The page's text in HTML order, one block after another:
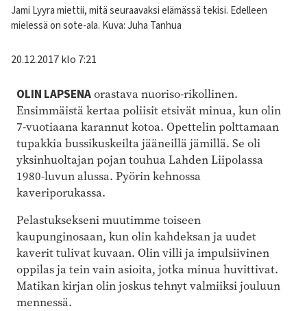
Kuvateksti
Jami Lyyra miettii, mitä seuraavaksi elämässä tekisi. Edelleen
mielessä on sote-ala. Kuva: Juha Tanhua
20.12.2017 klo 7:21
OLIN LAPSENAorastava nuoriso-rikollinen.
Ensimmäistä kertaa poliisit etsivät minua, kun olin
7-vuotiaana karannut kotoa. Opettelin polttamaan
tupakkia bussikuskeilta jääneillä jämillä. Se oli
yksinhuoltajan pojan touhua Lahden Liipolassa
1980-luvun alussa. Pyörin kehnossa
kaveriporukassa.
Pelastuksekseni muutimme toiseen
kaupunginosaan, kun olin kahdeksan ja uudet
kaverit tulivat kuvaan. Olin villi ja impulsiivinen
oppilas ja tein vain asioita, jotka minua huvittivat.
Matikan kirjan olin joskus tehnyt valmiiksi jouluun
mennessä.